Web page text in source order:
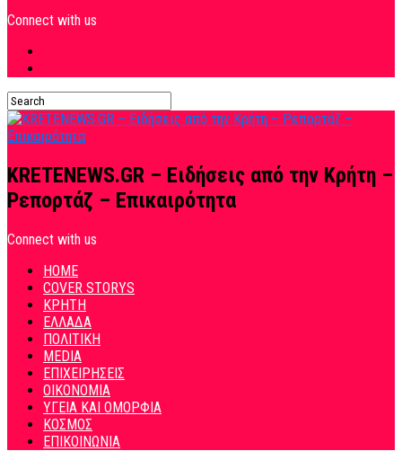
Connect with us
KRETENEWS.GR – Ειδήσεις από την Κρήτη –
Ρεπορτάζ – Επικαιρότητα
Connect with us
HOME
COVER STORYS
ΚΡΗΤΗ
ΕΛΛΑΔΑ
ΠΟΛΙΤΙΚΗ
MEDIA
ΕΠΙΧΕΙΡΗΣΕΙΣ
ΟΙΚΟΝΟΜΙΑ
ΥΓΕΙΑ ΚΑΙ ΟΜΟΡΦΙΑ
ΚΟΣΜΟΣ
ΕΠΙΚΟΙΝΩΝΙΑ